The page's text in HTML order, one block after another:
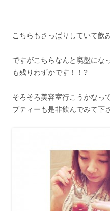
こちらもさっぱりしていて飲
ですがこちらなんと廃盤にな
も残りわずかです！！?
そろそろ美容室行こうかなっ
ブティーも是非飲んでみて下